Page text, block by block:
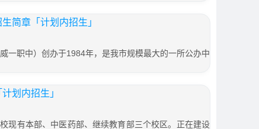
简章「计划内招生」
一职中）创办于1984年，是我市规模最大的一所公办中
划内招生」
现有本部、中医药部、继续教育部三个校区。正在建设